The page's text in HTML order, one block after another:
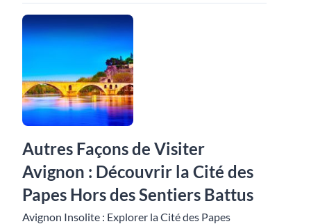
Autres Façons de Visiter
Avignon : Découvrir la Cité des
Papes Hors des Sentiers Battus
Avignon Insolite : Explorer la Cité des Papes